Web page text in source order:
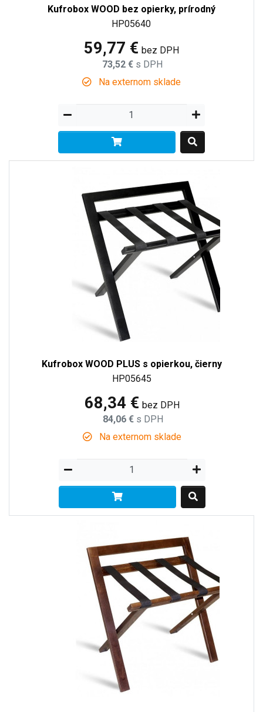
Kufrobox WOOD bez opierky, prírodný
HP05640
59,77 € bez DPH
73,52 € s DPH
Na externom sklade
Kufrobox WOOD PLUS s opierkou, čierny
HP05645
68,34 € bez DPH
84,06 € s DPH
Na externom sklade